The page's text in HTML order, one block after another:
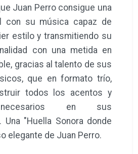
Juan Perro consigue una
con su música capaz de
estilo y transmitiendo su
con una metida en
gracias al talento de sus
que en formato trío,
todos los acentos y
necesarios en sus
Una "Huella Sonora donde
elegante de Juan Perro.